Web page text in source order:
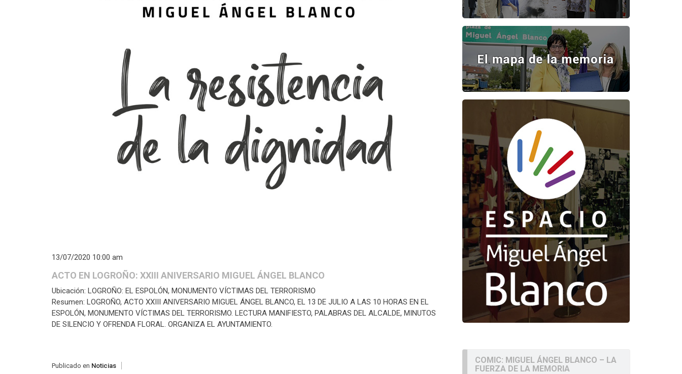
13/07/2020 10:00 am
ACTO EN LOGROÑO: XXIII ANIVERSARIO MIGUEL ÁNGEL BLANCO
Ubicación: LOGROÑO: EL ESPOLÓN, MONUMENTO VÍCTIMAS DEL TERRORISMO
Resumen: LOGROÑO, ACTO XXIII ANIVERSARIO MIGUEL ÁNGEL BLANCO, EL 13 DE JULIO A LAS 10 HORAS EN EL
ESPOLÓN, MONUMENTO VÍCTIMAS DEL TERRORISMO. LECTURA MANIFIESTO, PALABRAS DEL ALCALDE, MINUTOS
DE SILENCIO Y OFRENDA FLORAL. ORGANIZA EL AYUNTAMIENTO.
Publicado en Noticias
COMIC: MIGUEL ÁNGEL BLANCO – LA
FUERZA DE LA MEMORIA